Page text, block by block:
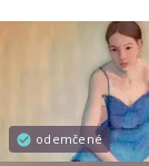
odemčené